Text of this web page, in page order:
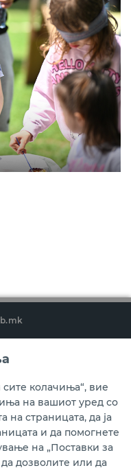
800
Youtube
мБанка.
колачиња“, вие
на вашиот уред со
на страницата, да ја
и да помогнете
на „Поставки за
дозволите или да